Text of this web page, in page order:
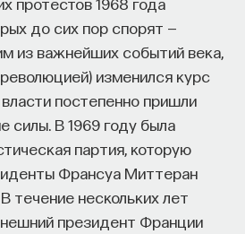
до сих пор спорят —
из важнейших событий века,
изменился курс
постепенно пришли
силы. В 1969 году была
партия, которую
Франсуа Миттеран
течение нескольких лет
президент Франции